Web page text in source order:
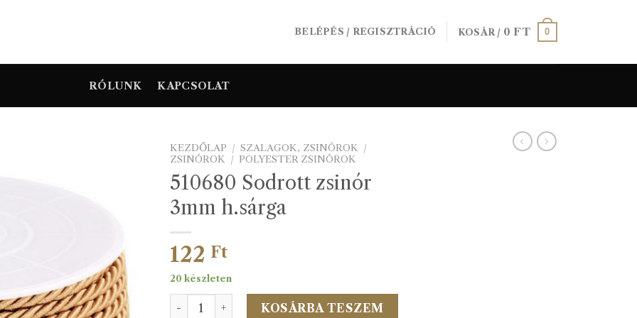
BELÉPÉS / REGISZTRÁCIÓ KOSÁR / 0FT 0
RÓLUNK KAPCSOLAT
KEZDŐLAP / SZALAGOK, ZSINÓROK /
ZSINÓROK / POLYESTER ZSINÓROK
510680 Sodrott zsinór
3mm h.sárga
122 Ft
20 készleten
510680 Sodrott zsinór 3mm h.sárga mennyiség
KOSÁRBA TESZEM